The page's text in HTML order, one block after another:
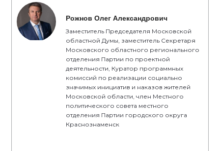
Рожнов Олег Александрович
Заместитель Председателя Московской
областной Думы, заместитель Секретаря
Московского областного регионального
отделения Партии по проектной
деятельности, Куратор программных
комиссий по реализации социально
значимых инициатив и наказов жителей
Московской области, член Местного
политического совета местного
отделения Партии городского округа
Краснознаменск